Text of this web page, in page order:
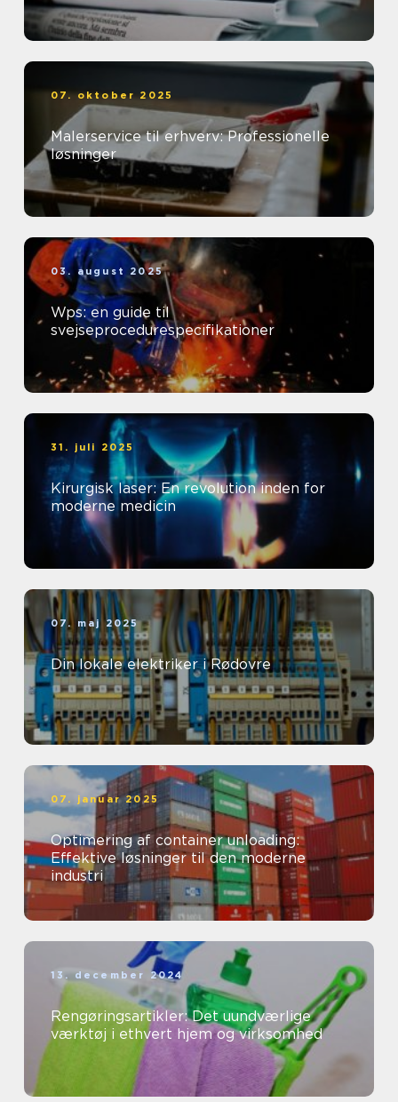
07. oktober 2025
Malerservice til erhverv: Professionelle
løsninger
03. august 2025
Wps: en guide til
svejseprocedurespecifikationer
31. juli 2025
Kirurgisk laser: En revolution inden for
moderne medicin
07. maj 2025
Din lokale elektriker i Rødovre
07. januar 2025
Optimering af container unloading:
Effektive løsninger til den moderne
industri
13. december 2024
Rengøringsartikler: Det uundværlige
værktøj i ethvert hjem og virksomhed